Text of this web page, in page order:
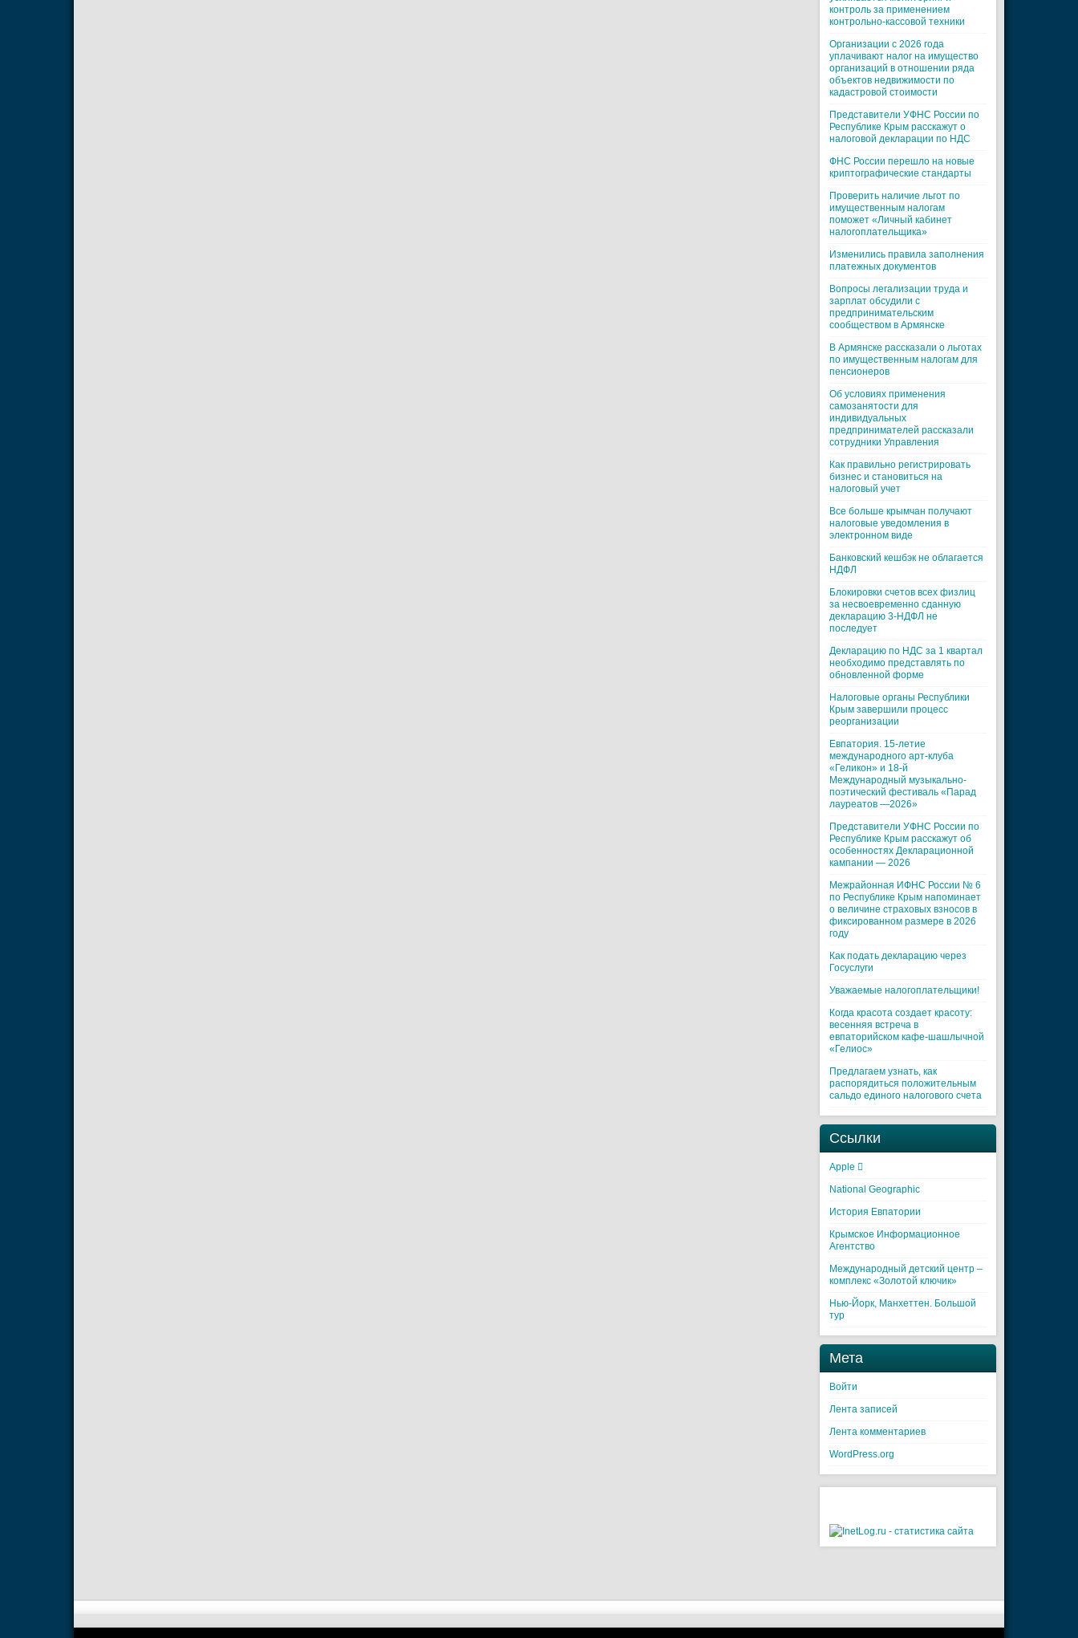
контроль за применением
контрольно-кассовой техники
Организации с 2026 года
уплачивают налог на имущество
организаций в отношении ряда
объектов недвижимости по
кадастровой стоимости
Представители УФНС России по
Республике Крым расскажут о
налоговой декларации по НДС
ФНС России перешло на новые
криптографические стандарты
Проверить наличие льгот по
имущественным налогам
поможет «Личный кабинет
налогоплательщика»
Изменились правила заполнения
платежных документов
Вопросы легализации труда и
зарплат обсудили с
предпринимательским
сообществом в Армянске
В Армянске рассказали о льготах
по имущественным налогам для
пенсионеров
Об условиях применения
самозанятости для
индивидуальных
предпринимателей рассказали
сотрудники Управления
Как правильно регистрировать
бизнес и становиться на
налоговый учет
Все больше крымчан получают
налоговые уведомления в
электронном виде
Банковский кешбэк не облагается
НДФЛ
Блокировки счетов всех физлиц
за несвоевременно сданную
декларацию 3-НДФЛ не
последует
Декларацию по НДС за 1 квартал
необходимо представлять по
обновленной форме
Налоговые органы Республики
Крым завершили процесс
реорганизации
Евпатория. 15-летие
международного арт-клуба
«Геликон» и 18-й
Международный музыкально-
поэтический фестиваль «Парад
лауреатов —2026»
Представители УФНС России по
Республике Крым расскажут об
особенностях Декларационной
кампании — 2026
Межрайонная ИФНС России № 6
по Республике Крым напоминает
о величине страховых взносов в
фиксированном размере в 2026
году
Как подать декларацию через
Госуслуги
Уважаемые налогоплательщики!
Когда красота создает красоту:
весенняя встреча в
евпаторийском кафе-шашлычной
«Гелиос»
Предлагаем узнать, как
распорядиться положительным
сальдо единого налогового счета
Ссылки
Apple 
National Geographic
История Евпатории
Крымское Информационное
Агентство
Международный детский центр –
комплекс «Золотой ключик»
Нью-Йорк, Манхеттен. Большой
тур
Мета
Войти
Лента записей
Лента комментариев
WordPress.org